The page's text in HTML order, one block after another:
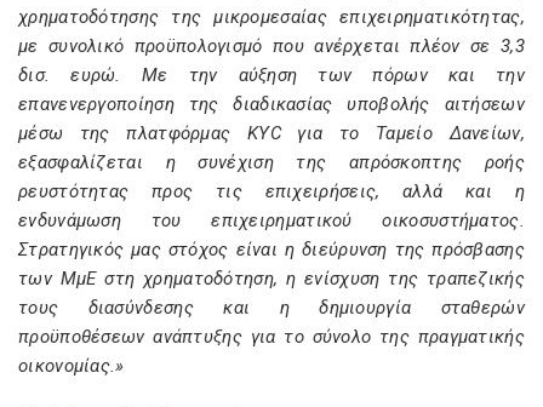
χρηματοδότησης της μικρομεσαίας επιχειρηματικότητας,
με συνολικό προϋπολογισμό που ανέρχεται πλέον σε 3,3
δισ. ευρώ. Με την αύξηση των πόρων και την
επανενεργοποίηση της διαδικασίας υποβολής αιτήσεων
μέσω της πλατφόρμας KYC για το Ταμείο Δανείων,
εξασφαλίζεται η συνέχιση της απρόσκοπτης ροής
ρευστότητας προς τις επιχειρήσεις, αλλά και η
ενδυνάμωση του επιχειρηματικού οικοσυστήματος.
Στρατηγικός μας στόχος είναι η διεύρυνση της πρόσβασης
των ΜμΕ στη χρηματοδότηση, η ενίσχυση της τραπεζικής
τους διασύνδεσης και η δημιουργία σταθερών
προϋποθέσεων ανάπτυξης για το σύνολο της πραγματικής
οικονομίας.»